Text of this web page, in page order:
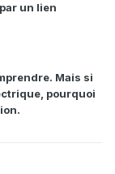
un lien
Mais si
pourquoi